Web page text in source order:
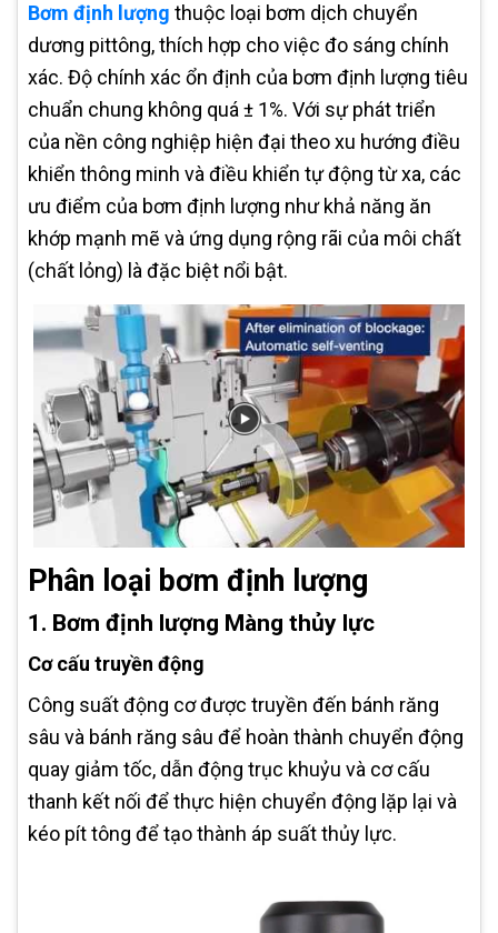
Bơm định lượng thuộc loại bơm dịch chuyển
dương pittông, thích hợp cho việc đo sáng chính
xác. Độ chính xác ổn định của bơm định lượng tiêu
chuẩn chung không quá ± 1%. Với sự phát triển
của nền công nghiệp hiện đại theo xu hướng điều
khiển thông minh và điều khiển tự động từ xa, các
ưu điểm của bơm định lượng như khả năng ăn
khớp mạnh mẽ và ứng dụng rộng rãi của môi chất
(chất lỏng) là đặc biệt nổi bật.
Phân loại bơm định lượng
1. Bơm định lượng Màng thủy lực
Cơ cấu truyền động
Công suất động cơ được truyền đến bánh răng
sâu và bánh răng sâu để hoàn thành chuyển động
quay giảm tốc, dẫn động trục khuỷu và cơ cấu
thanh kết nối để thực hiện chuyển động lặp lại và
kéo pít tông để tạo thành áp suất thủy lực.